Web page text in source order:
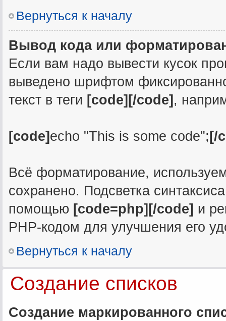
Вернуться к началу
Вывод кода или
Если вам надо вывести кусок
выведено шрифтом
текст в теги [code][/code],
[code]echo "This is some code";[/
Всё форматирование,
сохранено. Подсветка
помощью [code=php][/code] и
PHP-кодом для улучшения его
Вернуться к началу
Создание списков
Создание маркированного